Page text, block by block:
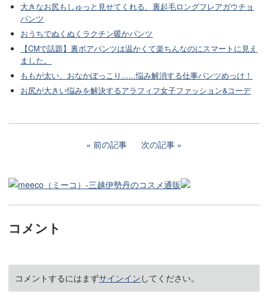
大きなお尻もしゅっと見せてくれる、裏起毛ロングフレアガウチョ
パンツ
おうちでぬくぬくラクチン暖かパンツ
【CMで話題】裏ボアパンツは温かくて楽ちんなのにスマートに見え
ました。
ももが太い、おなかぽっこり......悩み解消する仕事パンツめっけ！
お尻が大きい悩みを解決するアラフィフ女子ファッション&コーデ
前の記事 次の記事
コメント
コメントするにはまずサインイン してください。